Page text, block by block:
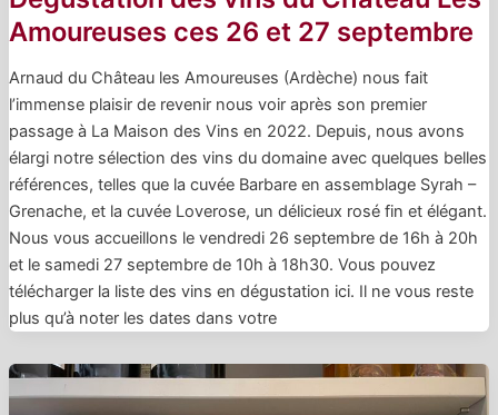
Amoureuses ces 26 et 27 septembre
Arnaud du Château les Amoureuses (Ardèche) nous fait
l’immense plaisir de revenir nous voir après son premier
passage à La Maison des Vins en 2022. Depuis, nous avons
élargi notre sélection des vins du domaine avec quelques belles
références, telles que la cuvée Barbare en assemblage Syrah –
Grenache, et la cuvée Loverose, un délicieux rosé fin et élégant.
Nous vous accueillons le vendredi 26 septembre de 16h à 20h
et le samedi 27 septembre de 10h à 18h30. Vous pouvez
télécharger la liste des vins en dégustation ici. Il ne vous reste
plus qu’à noter les dates dans votre